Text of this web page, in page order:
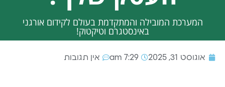
המערכת המובילה והמתקדמת בעולם לקידום אורגני
באינסטגרם וטיקטוק!
אוגוסט 31, 2025 7:29 am אין תגובות